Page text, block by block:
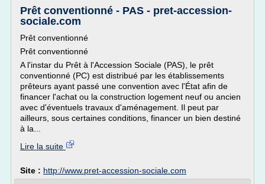
Prêt conventionné - PAS - pret-accession-
sociale.com
Prêt conventionné
Prêt conventionné
A l'instar du Prêt à l'Accession Sociale (PAS), le prêt
conventionné (PC) est distribué par les établissements
prêteurs ayant passé une convention avec l'État afin de
financer l'achat ou la construction logement neuf ou ancien
avec d'éventuels travaux d'aménagement. Il peut par
ailleurs, sous certaines conditions, financer un bien destiné
à la...
Lire la suite
Site : http://www.pret-accession-sociale.com